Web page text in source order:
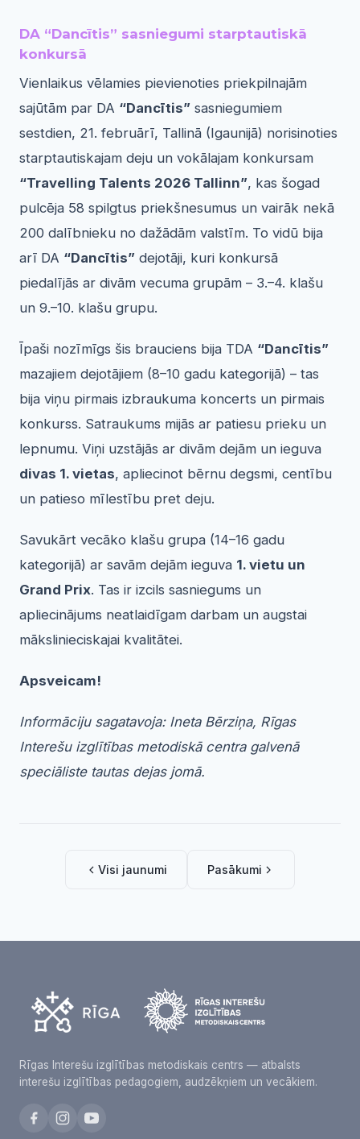
DA “Dancītis” sasniegumi starptautiskā
konkursā
Vienlaikus vēlamies pievienoties priekpilnajām
sajūtām par DA “Dancītis” sasniegumiem
sestdien, 21. februārī, Tallinā (Igaunijā) norisinoties
starptautiskajam deju un vokālajam konkursam
“Travelling Talents 2026 Tallinn”, kas šogad
pulcēja 58 spilgtus priekšnesumus un vairāk nekā
200 dalībnieku no dažādām valstīm. To vidū bija
arī DA “Dancītis” dejotāji, kuri konkursā
piedalījās ar divām vecuma grupām – 3.–4. klašu
un 9.–10. klašu grupu.
Īpaši nozīmīgs šis brauciens bija TDA “Dancītis”
mazajiem dejotājiem (8–10 gadu kategorijā) – tas
bija viņu pirmais izbraukuma koncerts un pirmais
konkurss. Satraukums mijās ar patiesu prieku un
lepnumu. Viņi uzstājās ar divām dejām un ieguva
divas 1. vietas, apliecinot bērnu degsmi, centību
un patieso mīlestību pret deju.
Savukārt vecāko klašu grupa (14–16 gadu
kategorijā) ar savām dejām ieguva 1. vietu un
Grand Prix. Tas ir izcils sasniegums un
apliecinājums neatlaidīgam darbam un augstai
mākslinieciskajai kvalitātei.
Apsveicam!
Informāciju sagatavoja: Ineta Bērziņa, Rīgas
Interešu izglītības metodiskā centra galvenā
speciāliste tautas dejas jomā.
Visi jaunumi Pasākumi
Rīgas Interešu izglītības metodiskais centrs — atbalsts
interešu izglītības pedagogiem, audzēkņiem un vecākiem.